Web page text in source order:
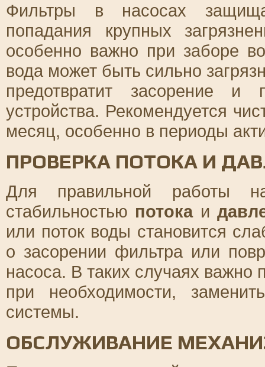
Фильтры в насосах
попадания крупных
особенно важно при заборе
вода может быть сильно
предотвратит засорение и
устройства. Рекомендуется
месяц, особенно в периоды
ПРОВЕРКА ПОТОКА И
Для правильной работы
стабильностью потокаи
или поток воды становится
о засорении фильтра или
насоса. В таких случаях важно
при необходимости,
системы.
ОБСЛУЖИВАНИЕ